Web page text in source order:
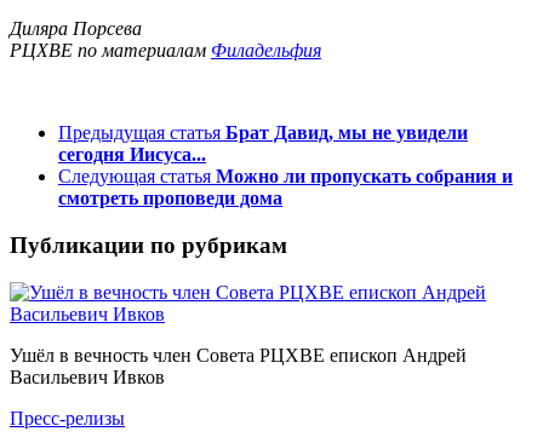
Диляра Порсева
РЦХВЕ по материалам Филадельфия
Предыдущая статья Брат Давид, мы не увидели
сегодня Иисуса...
Следующая статья Можно ли пропускать собрания и
смотреть проповеди дома
Публикации по рубрикам
Ушёл в вечность член Совета РЦХВЕ епископ Андрей
Васильевич Ивков
Пресс-релизы